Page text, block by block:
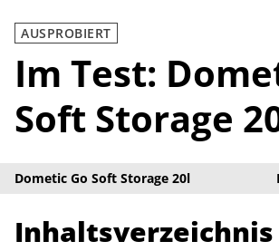
AUSPROBIERT
Im Test:
Soft Storage
Dometic Go Soft Storage 20l
Inhaltsverzeichnis